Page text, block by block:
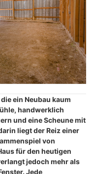
ein Neubau kaum
handwerklich
und eine Scheune mit
liegt der Reiz einer
von
für den heutigen
jedoch mehr als
Jede